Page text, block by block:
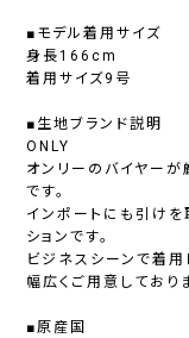
■モデル着用サイズ
身長166cm
着用サイズ9号
■生地ブランド説明
ONLY
オンリーのバイヤーが
です。
インポートにも引け
ションです。
ビジネスシーンで着
幅広くご用意しており
■原産国